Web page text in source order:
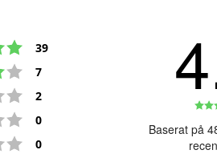
Betyg: 5 utav 5 stjärnor
39
Betyg: 4 utav 5 stjärnor
7
Betyg: 3 utav 5 stjärnor
2
Betyg: 2 utav 5 stjärnor
0
Betyg: 1 utav 5 stjärnor
0
Baserat på